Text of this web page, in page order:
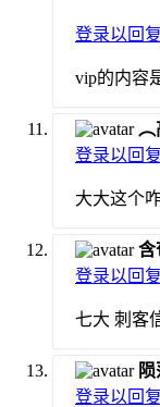
登录以回复
vip的内容
登录以回复
大大这个
含
登录以回复
七大 刺客
登录以回复